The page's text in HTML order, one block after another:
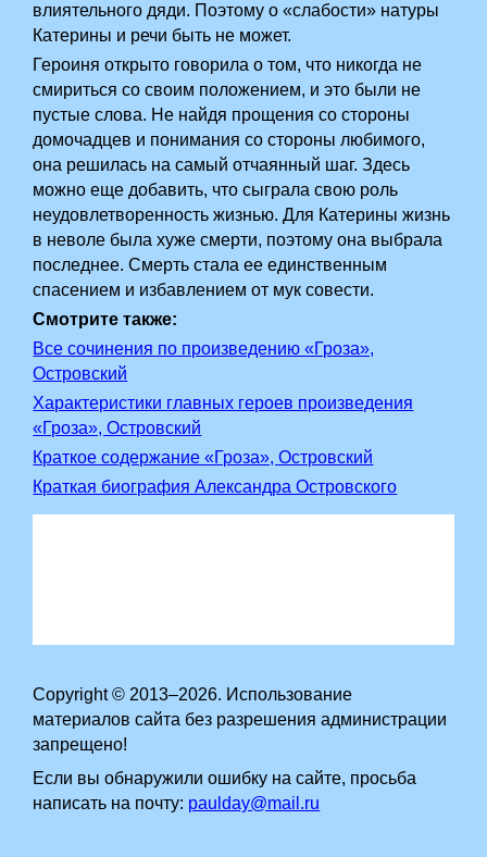
влиятельного дяди. Поэтому о «слабости» натуры
Катерины и речи быть не может.
Героиня открыто говорила о том, что никогда не
смириться со своим положением, и это были не
пустые слова. Не найдя прощения со стороны
домочадцев и понимания со стороны любимого,
она решилась на самый отчаянный шаг. Здесь
можно еще добавить, что сыграла свою роль
неудовлетворенность жизнью. Для Катерины жизнь
в неволе была хуже смерти, поэтому она выбрала
последнее. Смерть стала ее единственным
спасением и избавлением от мук совести.
Смотрите также:
Все сочинения по произведению «Гроза»,
Островский
Характеристики главных героев произведения
«Гроза», Островский
Краткое содержание «Гроза», Островский
Краткая биография Александра Островского
Copyright © 2013–2026. Использование
материалов сайта без разрешения администрации
запрещено!
Если вы обнаружили ошибку на сайте, просьба
написать на почту: paulday@mail.ru